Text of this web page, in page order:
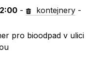
- kontejnery -
pro bioodpad v ulici